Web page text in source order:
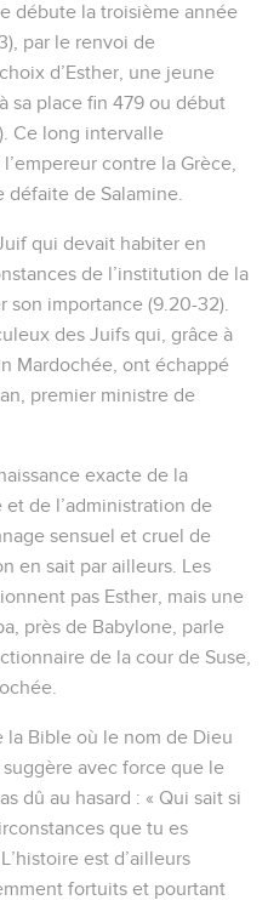
débute la troisième année
par le renvoi de
d’Esther, une jeune
sa place fin 479 ou début
Ce long intervalle
contre la Grèce,
défaite de Salamine.
qui devait habiter en
de l’institution de la
son importance (9.20-32).
des Juifs qui, grâce à
Mardochée, ont échappé
premier ministre de
exacte de la
de l’administration de
sensuel et cruel de
en sait par ailleurs. Les
pas Esther, mais une
près de Babylone, parle
de la cour de Suse,
la Bible où le nom de Dieu
avec force que le
dû au hasard : « Qui sait si
que tu es
est d’ailleurs
fortuits et pourtant